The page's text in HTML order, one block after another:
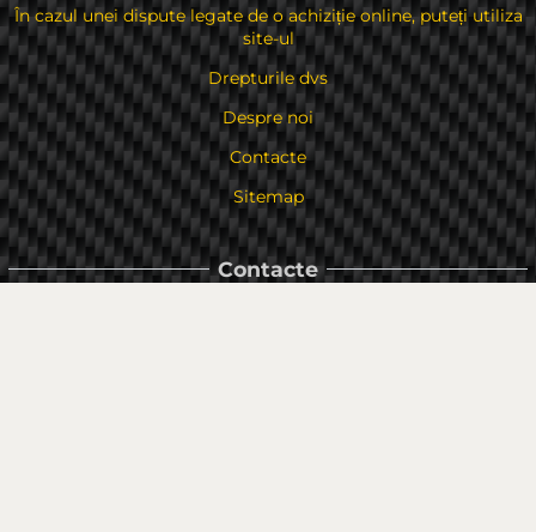
În cazul unei dispute legate de o achiziție online, puteți utiliza
site-ul
Drepturile dvs
Despre noi
Contacte
Sitemap
Contacte